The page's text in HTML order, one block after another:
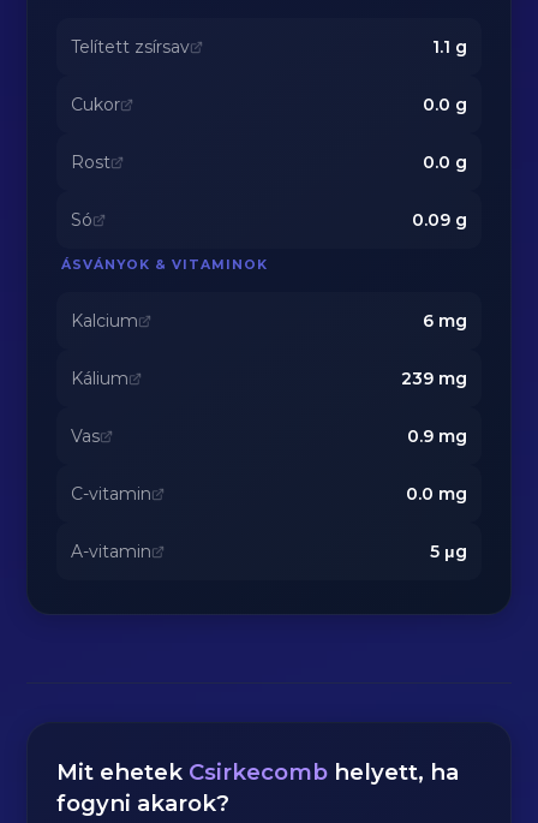
Telített zsírsav 1.1 g
Cukor 0.0 g
Rost 0.0 g
Só 0.09g
ÁSVÁNYOK & VITAMINOK
Kalcium 6mg
Kálium 239mg
Vas 0.9mg
C-vitamin 0.0 mg
A-vitamin 5μg
Mit ehetek Csirkecomb helyett, ha
fogyni akarok?